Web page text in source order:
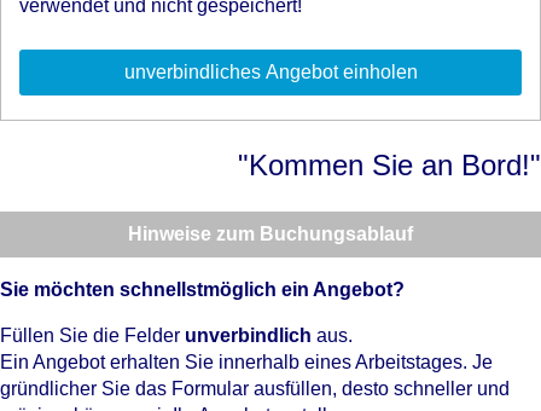
verwendet und nicht gespeichert!
"Kommen Sie an Bord!"
Hinweise zum Buchungsablauf
Sie möchten schnellstmöglich ein Angebot?
Füllen Sie die Felder unverbindlich aus.
Ein Angebot erhalten Sie innerhalb eines Arbeitstages. Je
gründlicher Sie das Formular ausfüllen, desto schneller und